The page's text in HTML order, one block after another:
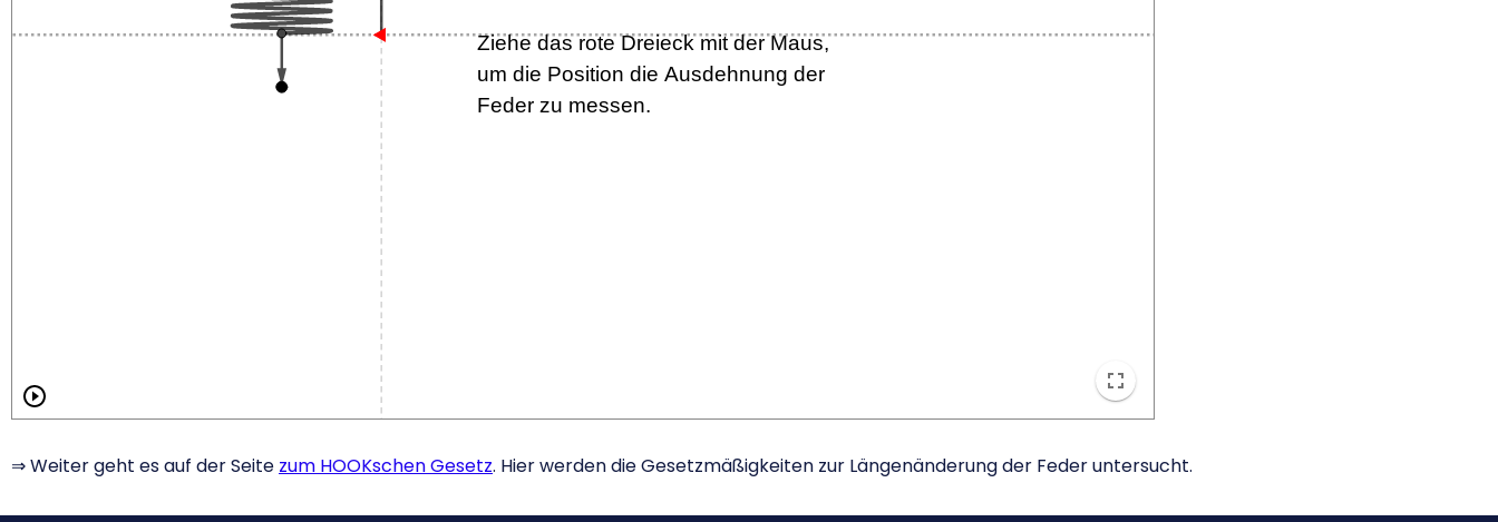
⇒ Weiter geht es auf der Seite zum HOOKschen Gesetz. Hier werden die Gesetzmäßigkeiten zur Längenänderung der Feder untersucht.